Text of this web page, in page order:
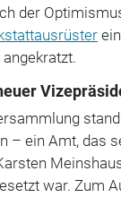
der
– ein Amt, das
war. Zum